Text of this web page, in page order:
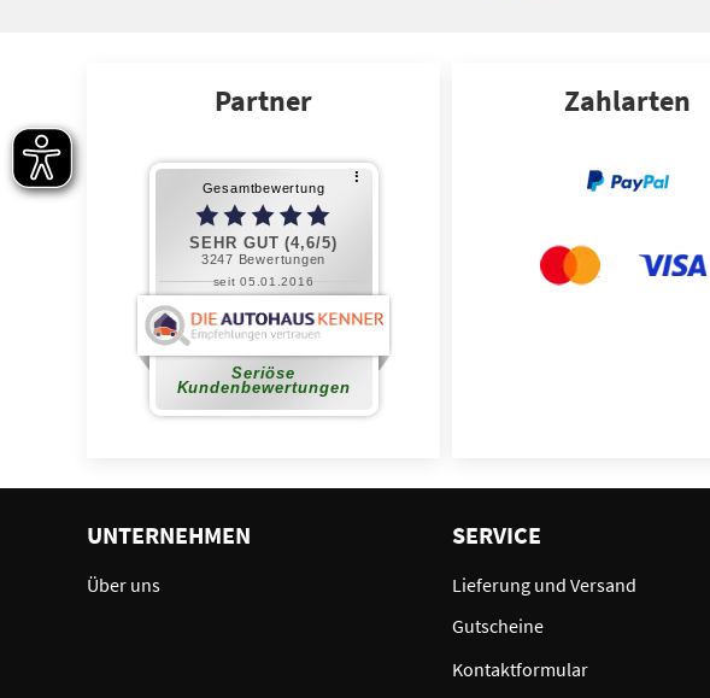
Partner Zahlarten
UNTERNEHMEN
Über uns
SERVICE
Lieferung und Versand
Gutscheine
Kontaktformular